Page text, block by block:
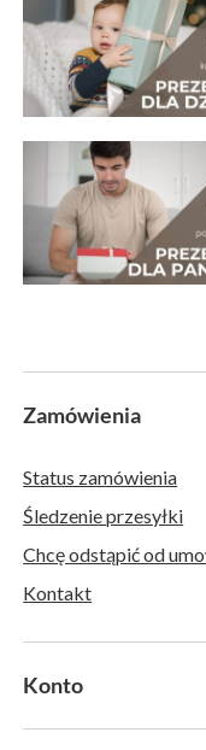
Zamówienia
Status zamówienia
Śledzenie przesyłki
Chcę odstąpić od
Kontakt
Konto